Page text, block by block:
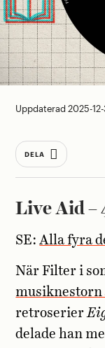
Uppdaterad 2025-
DELA
Live Aid –
SE: Alla fyra
När Filter i
musiknestorn
retroserier
delade han